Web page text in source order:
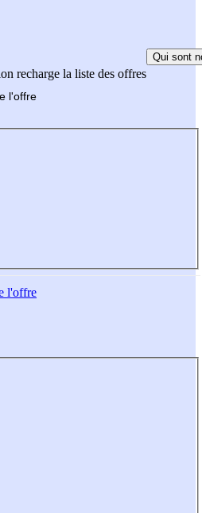
recharge la liste des offres
Qui sont
l'offre
l'offre